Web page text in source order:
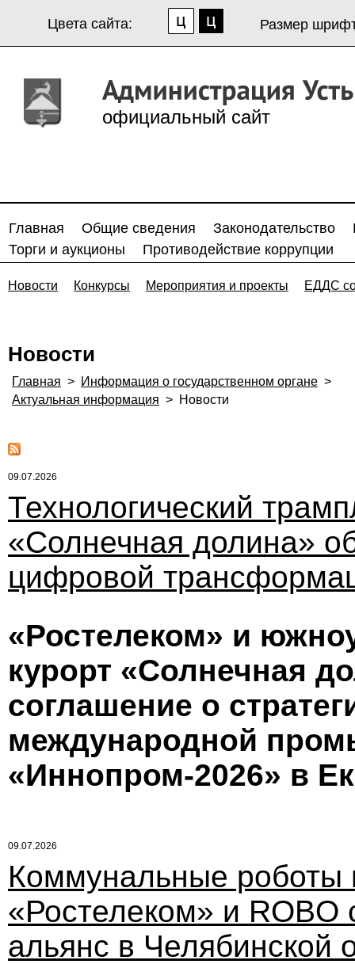
Цвета сайта: Размер
официальный сайт
Главная Общие сведения Законодательство
Торги и аукционы
Противодействие коррупции
Новости Конкурсы Мероприятия и проекты ЕДДС
Новости
Главная > Информация о государственном органе >
Актуальная информация > Новости
09.07.2026
Технологический
«Солнечная долина»
цифровой
«Ростелеком» и
курорт «Солнечная
соглашение о
международной
«Иннопром-2026» в
09.07.2026
Коммунальные роботы
«Ростелеком» и ROBO
альянс в Челябинской